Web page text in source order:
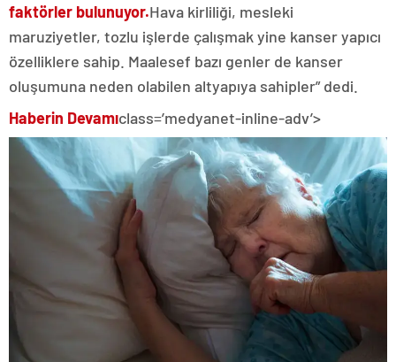
faktörler bulunuyor.Hava kirliliği, mesleki
maruziyetler, tozlu işlerde çalışmak yine kanser yapıcı
özelliklere sahip. Maalesef bazı genler de kanser
oluşumuna neden olabilen altyapıya sahipler” dedi.
Haberin Devamıclass=’medyanet-inline-adv’>